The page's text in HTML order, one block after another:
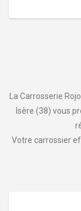
La Carrosserie
Isère (38) vous
Votre carrossier